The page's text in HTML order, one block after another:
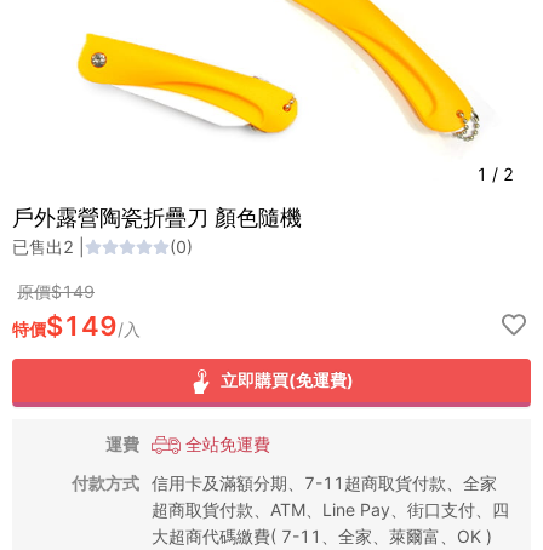
1 / 2
戶外露營陶瓷折疊刀 顏色隨機
已售出2 (0)
原價$149
特價$149/入
立即購買(免運費)
運費
全站免運費
付款方式 信用卡及滿額分期、7-11超商取貨付款、全家
超商取貨付款、ATM、Line Pay、街口支付、四
大超商代碼繳費( 7-11、全家、萊爾富、OK )